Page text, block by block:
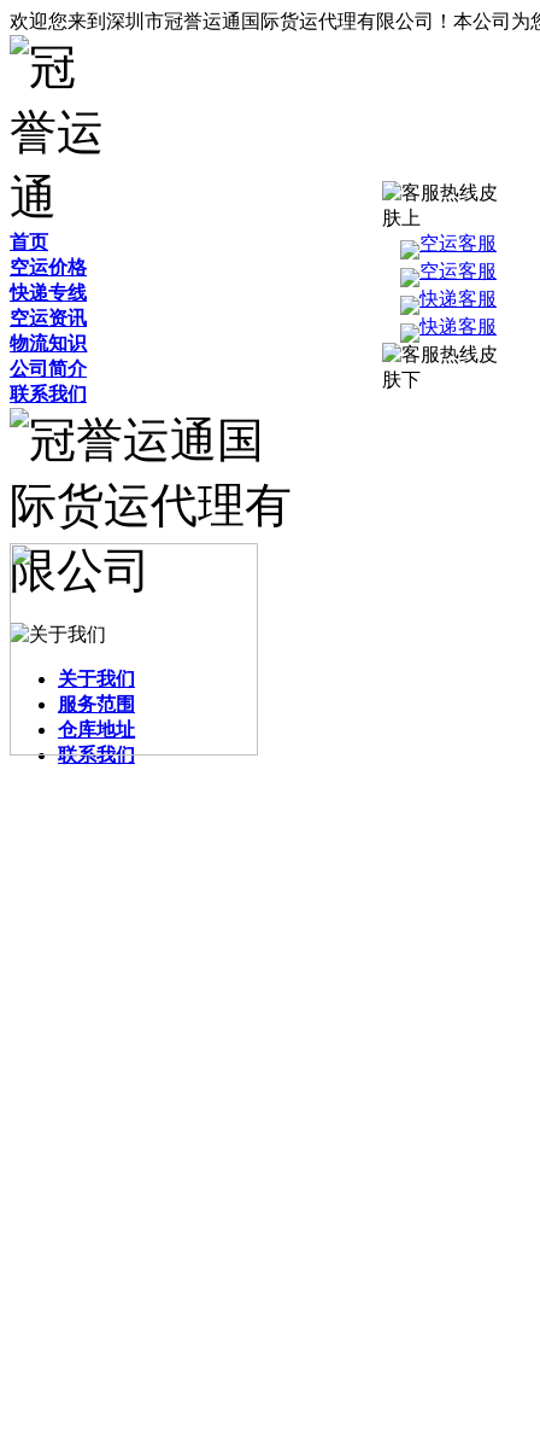
欢迎您来到深圳市冠誉运通国际货运代理有限公司！本公司
首页
空运价格
快递专线
空运资讯
物流知识
公司简介
联系我们
关于我们
服务范围
仓库地址
联系我们
空运客服
空运客服
快递客服
快递客服